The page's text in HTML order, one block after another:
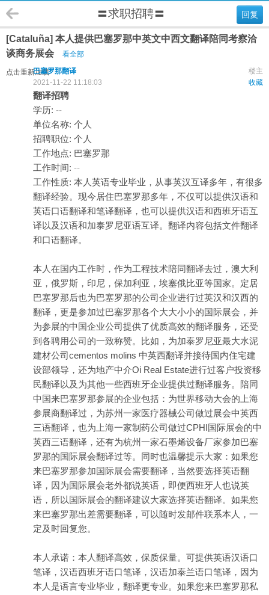
回复
〓求职招聘〓
[Cataluña] 本人提供巴塞罗那中英文中西文翻译陪同考察洽
谈商务展会
看全部
点击重新加载 楼主
巴塞罗那翻译
收藏
2021-11-22 11:18:03
翻译招聘
学历: --
单位名称: 个人
招聘职位: 个人
工作地点: 巴塞罗那
工作时间: --
工作性质: 本人英语专业毕业，从事英汉互译多年，有很多
翻译经验。现今居住巴塞罗那多年，不仅可以提供汉语和
英语口语翻译和笔译翻译，也可以提供汉语和西班牙语互
译以及汉语和加泰罗尼亚语互译。翻译内容包括文件翻译
和口语翻译。
本人在国内工作时，作为工程技术陪同翻译去过，澳大利
亚，俄罗斯，印尼，保加利亚，埃塞俄比亚等国家。定居
巴塞罗那后也为巴塞罗那的公司企业进行过英汉和汉西的
翻译，更是参加过巴塞罗那各个大大小小的国际展会，并
为参展的中国企业公司提供了优质高效的翻译服务，还受
到各聘用公司的一致称赞。比如，为加泰罗尼亚最大水泥
建材公司cementos molins 中英西翻译并接待国内住宅建
设部领导，还为地产中介Oi Real Estate进行过客户投资移
民翻译以及为其他一些西班牙企业提供过翻译服务。陪同
中国来巴塞罗那参展的企业包括：为世界移动大会的上海
参展商翻译过，为苏州一家医疗器械公司做过展会中英西
三语翻译，也为上海一家制药公司做过CPHI国际展会的中
英西三语翻译，还有为杭州一家石墨烯设备厂家参加巴塞
罗那的国际展会翻译过等。同时也温馨提示大家：如果您
来巴塞罗那参加国际展会需要翻译，当然要选择英语翻
译，因为国际展会老外都说英语，即便西班牙人也说英
语，所以国际展会的翻译建议大家选择英语翻译。如果您
来巴塞罗那出差需要翻译，可以随时发邮件联系本人，一
定及时回复您。
本人承诺：本人翻译高效，保质保量。可提供英语汉语口
笔译，汉语西班牙语口笔译，汉语加泰兰语口笔译，因为
本人是语言专业毕业，翻译更专业。如果您来巴塞罗那私